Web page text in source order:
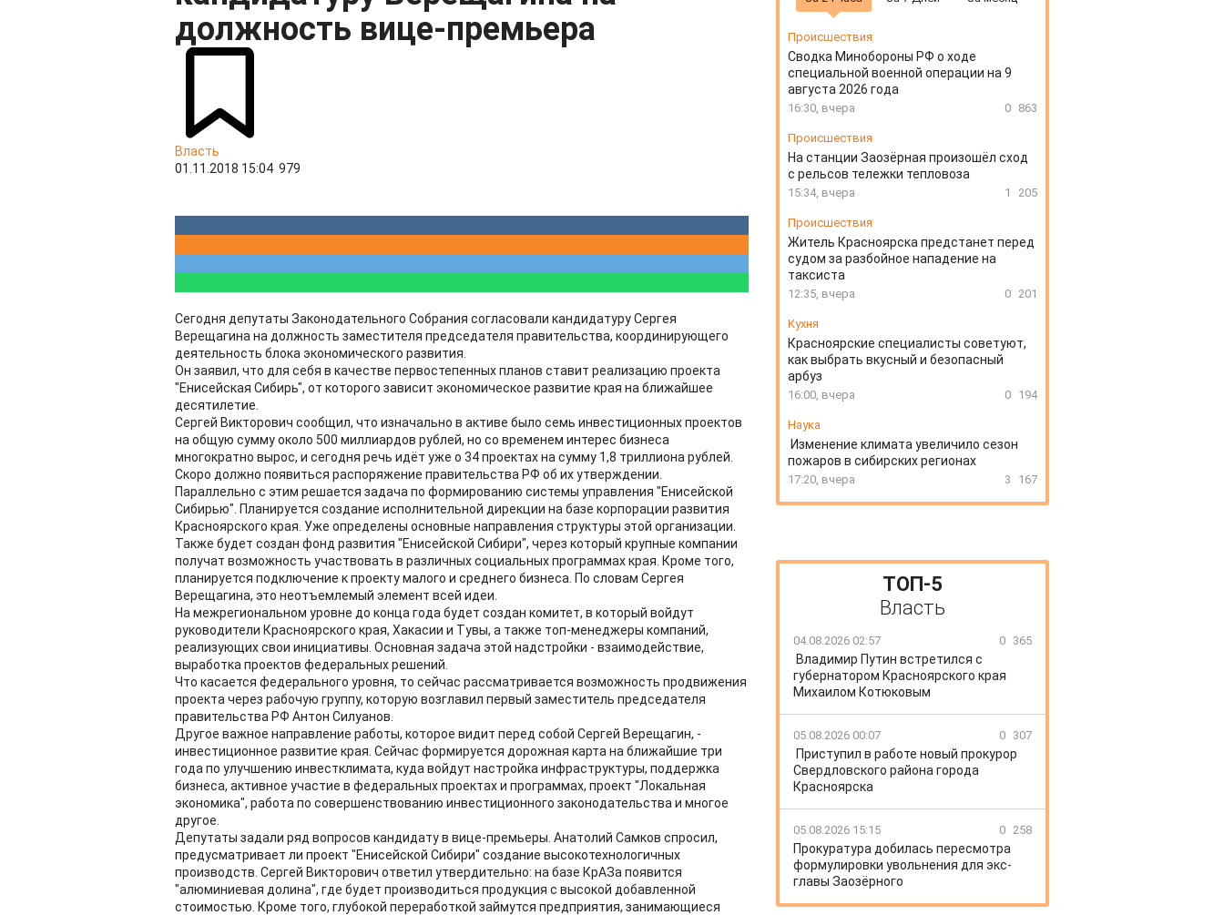
должность вице-премьера
Власть
01.11.2018 15:04 979
Сегодня депутаты Законодательного Собрания согласовали кандидатуру Сергея
Верещагина на должность заместителя председателя правительства, координирующего
деятельность блока экономического развития.
Он заявил, что для себя в качестве первостепенных планов ставит реализацию проекта
"Енисейская Сибирь", от которого зависит экономическое развитие края на ближайшее
десятилетие.
Сергей Викторович сообщил, что изначально в активе было семь инвестиционных проектов
на общую сумму около 500 миллиардов рублей, но со временем интерес бизнеса
многократно вырос, и сегодня речь идёт уже о 34 проектах на сумму 1,8 триллиона рублей.
Скоро должно появиться распоряжение правительства РФ об их утверждении.
Параллельно с этим решается задача по формированию системы управления "Енисейской
Сибирью". Планируется создание исполнительной дирекции на базе корпорации развития
Красноярского края. Уже определены основные направления структуры этой организации.
Также будет создан фонд развития "Енисейской Сибири", через который крупные компании
получат возможность участвовать в различных социальных программах края. Кроме того,
планируется подключение к проекту малого и среднего бизнеса. По словам Сергея
Верещагина, это неотъемлемый элемент всей идеи.
На межрегиональном уровне до конца года будет создан комитет, в который войдут
руководители Красноярского края, Хакасии и Тувы, а также топ-менеджеры компаний,
реализующих свои инициативы. Основная задача этой надстройки - взаимодействие,
выработка проектов федеральных решений.
Что касается федерального уровня, то сейчас рассматривается возможность продвижения
проекта через рабочую группу, которую возглавил первый заместитель председателя
правительства РФ Антон Силуанов.
Другое важное направление работы, которое видит перед собой Сергей Верещагин, -
инвестиционное развитие края. Сейчас формируется дорожная карта на ближайшие три
года по улучшению инвестклимата, куда войдут настройка инфраструктуры, поддержка
бизнеса, активное участие в федеральных проектах и программах, проект "Локальная
экономика", работа по совершенствованию инвестиционного законодательства и многое
другое.
Депутаты задали ряд вопросов кандидату в вице-премьеры. Анатолий Самков спросил,
предусматривает ли проект "Енисейской Сибири" создание высокотехнологичных
производств. Сергей Викторович ответил утвердительно: на базе КрАЗа появится
"алюминиевая долина", где будет производиться продукция с высокой добавленной
стоимостью. Кроме того, глубокой переработкой займутся предприятия, занимающиеся
Происшествия
Сводка Минобороны РФ о ходе
специальной военной операции на 9
августа 2026 года
16:30, вчера 0 863
Происшествия
На станции Заозёрная произошёл сход
с рельсов тележки тепловоза
15:34, вчера 1 205
Происшествия
Житель Красноярска предстанет перед
судом за разбойное нападение на
таксиста
12:35, вчера 0 201
Кухня
Красноярские специалисты советуют,
как выбрать вкусный и безопасный
арбуз
16:00, вчера 0 194
Наука
Изменение климата увеличило сезон
пожаров в сибирских регионах
17:20, вчера 3 167
ТОП-5
Власть
04.08.2026 02:57 0 365
Владимир Путин встретился с
губернатором Красноярского края
Михаилом Котюковым
05.08.2026 00:07 0 307
Приступил в работе новый прокурор
Свердловского района города
Красноярска
05.08.2026 15:15 0 258
Прокуратура добилась пересмотра
формулировки увольнения для экс-
главы Заозёрного